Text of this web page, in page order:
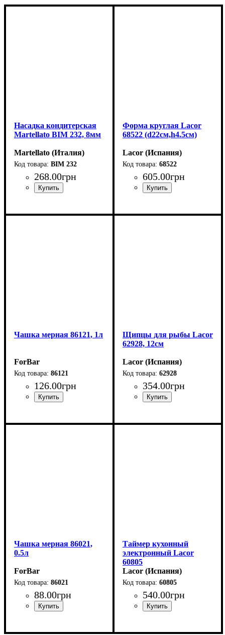
Насадка кондитерская
Martellato BIM 232, 8мм
Martellato (Италия)
BIM 232
268.00грн
Форма круглая Lacor
68522 (d22см,h4.5см)
Lacor (Испания)
68522
605.00грн
Чашка мерная 86121, 1л
ForBar
86121
126.00грн
Щипцы для рыбы Lacor
62928, 12см
Lacor (Испания)
62928
354.00грн
Чашка мерная 86021,
0.5л
ForBar
86021
88.00грн
Таймер кухонный
электронный Lacor
60805
Lacor (Испания)
60805
540.00грн